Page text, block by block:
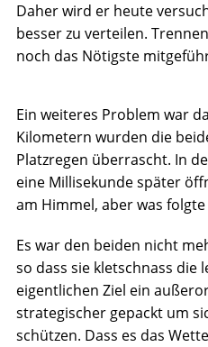
Daher wird er heute
besser zu verteilen.
noch das Nötigste
Ein weiteres Problem war
Kilometern wurden die
Platzregen überrascht. In
eine Millisekunde später
am Himmel, aber was
Es war den beiden nicht
so dass sie kletschnass die
eigentlichen Ziel ein
strategischer gepackt um
schützen. Dass es das